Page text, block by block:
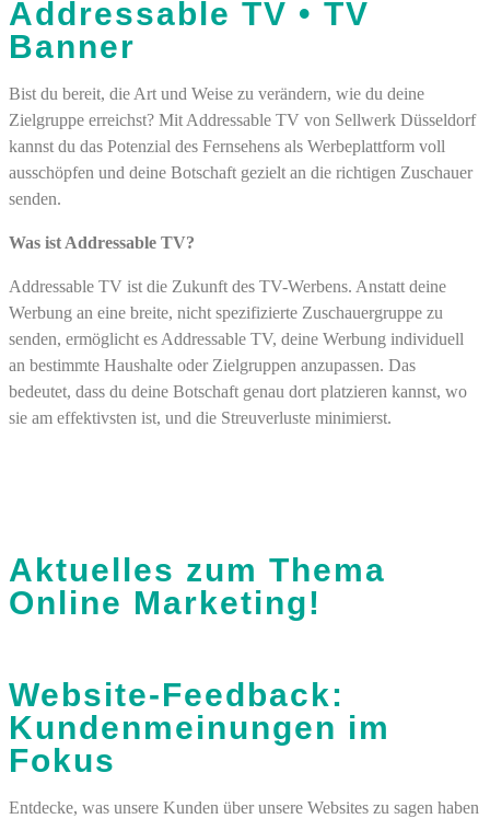
Addressable TV • TV
Banner
Bist du bereit, die Art und Weise zu verändern, wie du deine
Zielgruppe erreichst? Mit Addressable TV von Sellwerk Düsseldorf
kannst du das Potenzial des Fernsehens als Werbeplattform voll
ausschöpfen und deine Botschaft gezielt an die richtigen Zuschauer
senden.
Was ist Addressable TV?
Addressable TV ist die Zukunft des TV-Werbens. Anstatt deine
Werbung an eine breite, nicht spezifizierte Zuschauergruppe zu
senden, ermöglicht es Addressable TV, deine Werbung individuell
an bestimmte Haushalte oder Zielgruppen anzupassen. Das
bedeutet, dass du deine Botschaft genau dort platzieren kannst, wo
sie am effektivsten ist, und die Streuverluste minimierst.
Aktuelles zum Thema
Online Marketing!
Website-Feedback:
Kundenmeinungen im
Fokus
Entdecke, was unsere Kunden über unsere Websites zu sagen haben